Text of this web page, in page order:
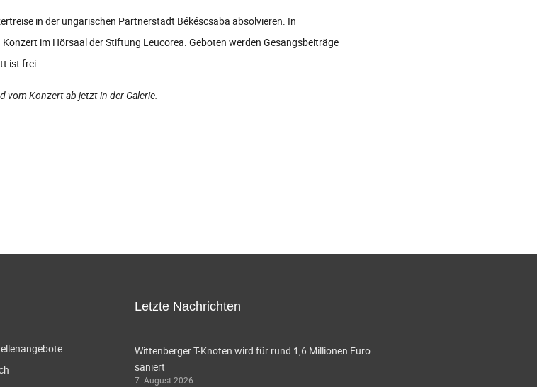
in der ungarischen Partnerstadt Békéscsaba absolvieren. In
im Hörsaal der Stiftung Leucorea. Geboten werden Gesangsbeiträge
ist frei….
Konzert ab jetzt in der Galerie.
Letzte Nachrichten
Wittenberger T-Knoten wird für rund 1,6 Millionen Euro
saniert
7. August 2026